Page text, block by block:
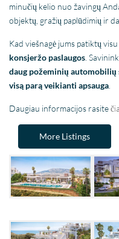
minučių kelio nuo žavingų
objektų, gražių paplūdimių ir
Kad viešnagė jums patiktų
konsjeržo paslaugos .
daug požeminių
visą parą veikianti apsauga
Daugiau informacijos rasitečia
More Listings